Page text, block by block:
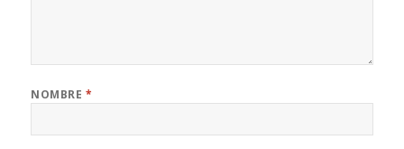
NOMBRE *